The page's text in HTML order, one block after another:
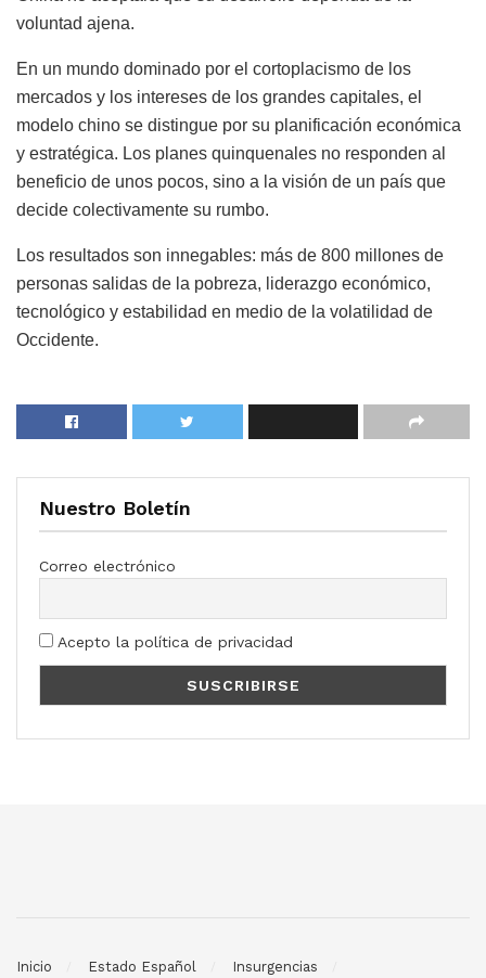
voluntad ajena.
En un mundo dominado por el cortoplacismo de los
mercados y los intereses de los grandes capitales, el
modelo chino se distingue por su planificación económica
y estratégica. Los planes quinquenales no responden al
beneficio de unos pocos, sino a la visión de un país que
decide colectivamente su rumbo.
Los resultados son innegables: más de 800 millones de
personas salidas de la pobreza, liderazgo económico,
tecnológico y estabilidad en medio de la volatilidad de
Occidente.
Nuestro Boletín
Correo electrónico
Acepto la política de privacidad
Inicio Estado Español Insurgencias